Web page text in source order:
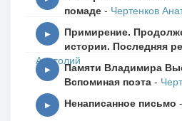
Я – точка невозврата,
За мною только Бог!
Не достаюсь по блату,
Не покупаюсь впрок.
Он поперхнулся матом
помаде - Чертенков
▶
Примирение.
истории. Последняя
Анатолий
▶
Памяти Владимира
Вспоминая поэта -
▶ Ненаписанное письмо -